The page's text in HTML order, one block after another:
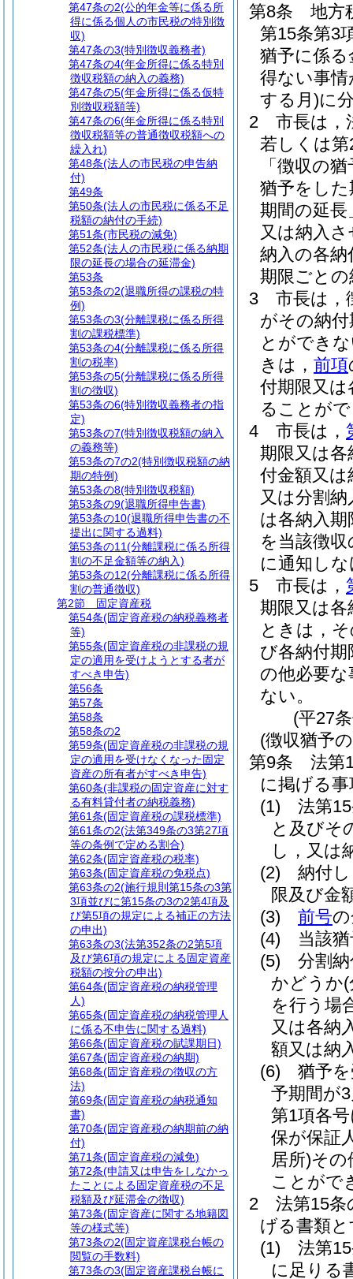
第8条
地方
第15条第3
猶予に係
得ない事
する月)に
2
市長は，
若しくは
「徴収の
猶予をし
期間の延
又は納入
納入の各納
期限ごと
3
市長は，
がその納
とができ
きは， 前項
付期限又
ることが
4
市長は，
期限又は各
付金額又
又は分割
は各納入
を当該徴
に通知し
5
市長は，
期限又は
ときは，
び各納付
の他必要
ない。
(平27
(徴収猶予
第9条
法第
に掲げる
(1)
法第
と及びそ
し，又は
(2)
納付
限及び金
(3)
前号
(4)
当該
(5)
分割
かどうか
を行う場
又は各納
額又は納
(6)
猶予
予期間が
第1項各
保が保証
居所)その
ことがで
2
法第15
げる書類
(1)
法第
に足りる
第47条の2(公的年金等に係る所
得に係る個人の市民税の特別徴
収)
第47条の3(特別徴収義務者)
第47条の4(年金所得に係る特別
徴収税額の納入の義務)
第47条の5(年金所得に係る仮特
別徴収税額等)
第47条の6(年金所得に係る特別
徴収税額等の普通徴収税額への
繰入れ)
第48条(法人の市民税の申告納
付)
第49条
第50条(法人の市民税に係る不足
税額の納付の手続)
第51条(市民税の減免)
第52条(法人の市民税に係る納期
限の延長の場合の延滞金)
第53条
第53条の2(退職所得の課税の特
例)
第53条の3(分離課税に係る所得
割の課税標準)
第53条の4(分離課税に係る所得
割の税率)
第53条の5(分離課税に係る所得
割の徴収)
第53条の6(特別徴収義務者の指
定)
第53条の7(特別徴収税額の納入
の義務等)
第53条の7の2(特別徴収税額の納
期の特例)
第53条の8(特別徴収税額)
第53条の9(退職所得申告書)
第53条の10(退職所得申告書の不
提出に関する過料)
第53条の11(分離課税に係る所得
割の不足金額等の納入)
第53条の12(分離課税に係る所得
割の普通徴収)
第2節
固定資産税
第54条(固定資産税の納税義務者
等)
第55条(固定資産税の非課税の規
定の適用を受けようとする者が
すべき申告)
第56条
第57条
第58条
第58条の2
第59条(固定資産税の非課税の規
定の適用を受けなくなった固定
資産の所有者がすべき申告)
第60条(非課税の固定資産に対す
る有料貸付者の納税義務)
第61条(固定資産税の課税標準)
第61条の2(法第349条の3第27項
等の条例で定める割合)
第62条(固定資産税の税率)
第63条(固定資産税の免税点)
第63条の2(施行規則第15条の3第
3項並びに第15条の3の2第4項及
び第5項の規定による補正の方法
の申出)
第63条の3(法第352条の2第5項
及び第6項の規定による固定資産
税額の按分の申出)
第64条(固定資産税の納税管理
人)
第65条(固定資産税の納税管理人
に係る不申告に関する過料)
第66条(固定資産税の賦課期日)
第67条(固定資産税の納期)
第68条(固定資産税の徴収の方
法)
第69条(固定資産税の納税通知
書)
第70条(固定資産税の納期前の納
付)
第71条(固定資産税の減免)
第72条(申請又は申告をしなかっ
たことによる固定資産税の不足
税額及び延滞金の徴収)
第73条(固定資産に関する地籍図
等の様式等)
第73条の2(固定資産課税台帳の
閲覧の手数料)
第73条の3(固定資産課税台帳に